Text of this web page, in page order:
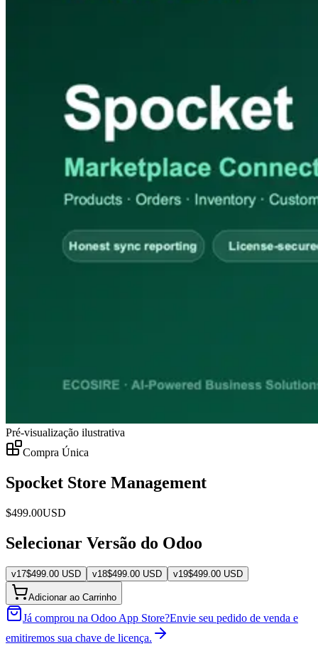
Pré-visualização ilustrativa
Compra Única
Spocket Store Management
$499.00USD
Selecionar Versão do Odoo
v17$499.00 USD v18$499.00 USD v19$499.00 USD
Adicionar ao Carrinho
Já comprou na Odoo App Store?Envie seu pedido de venda e
emitiremos sua chave de licença.